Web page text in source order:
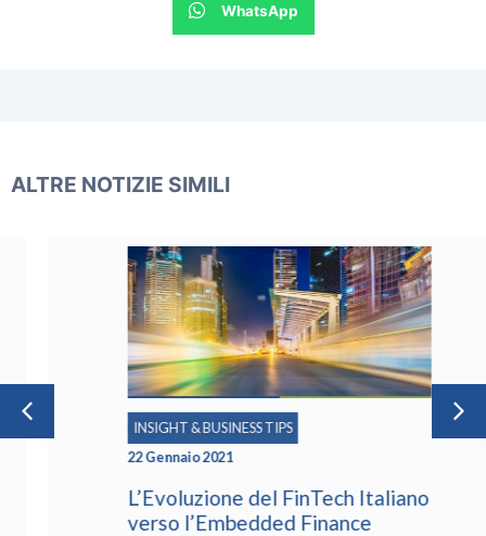
WhatsApp
ALTRE NOTIZIE SIMILI
INSIGHT & BUSINESS TIPS
22 Gennaio 2021
L’Evoluzione del FinTech Italiano
verso l’Embedded Finance